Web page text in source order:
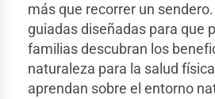
más que recorrer un
guiadas diseñadas para que
familias descubran los
naturaleza para la salud
aprendan sobre el entorno